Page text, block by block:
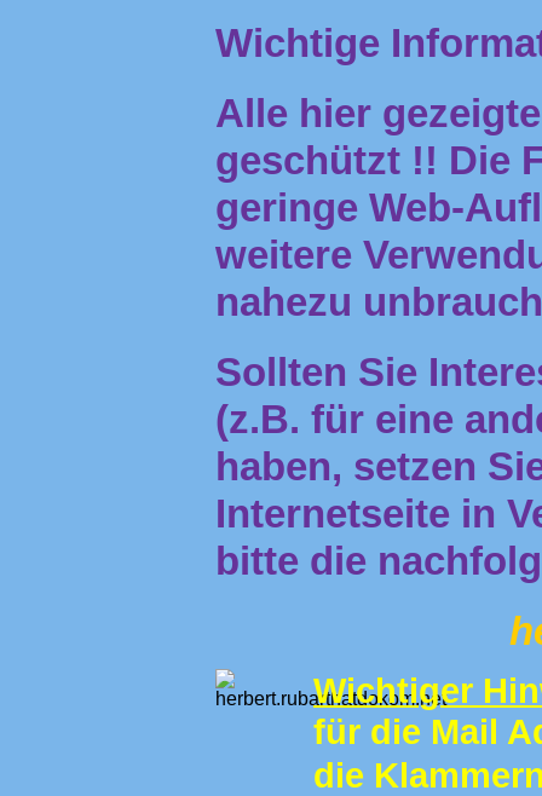
Wichtige
Alle hier
geschützt !! Die
geringe Web-
weitere
nahezu
Sollten Sie
(z.B. für eine
haben, setzen
Internetseite in
bitte die
Wichtiger
für die Mail
die